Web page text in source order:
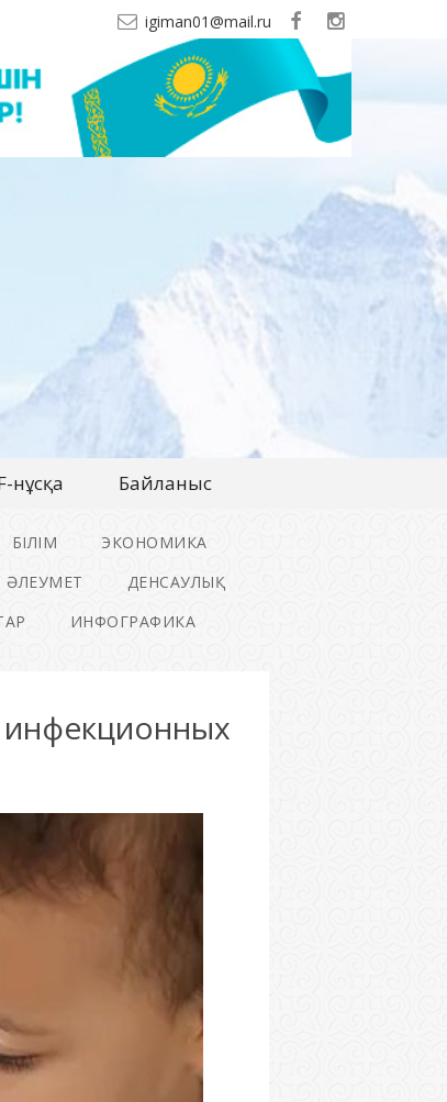
igiman01@mail.ru
нұсқа Байланыс
БІЛІМ
ЭКОНОМИКА
ӘЛЕУМЕТ
ДЕНСАУЛЫҚ
ИНФОГРАФИКА